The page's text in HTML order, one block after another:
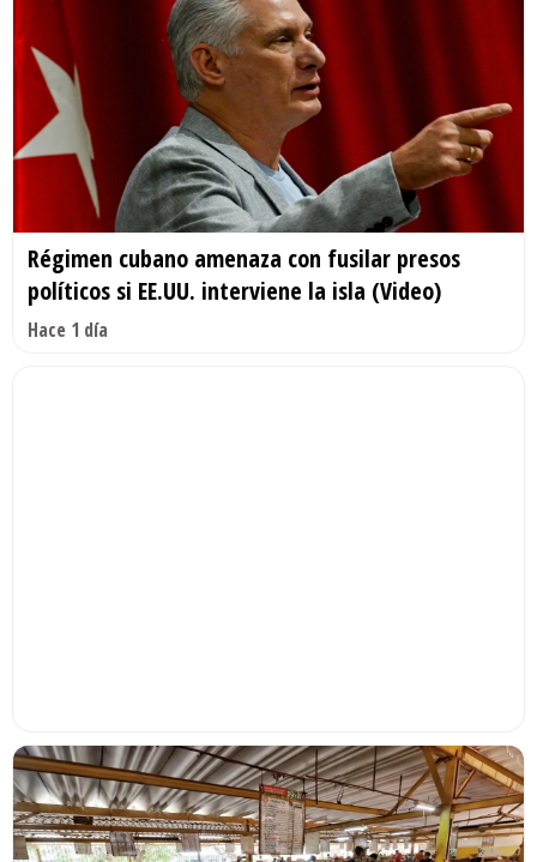
Régimen cubano amenaza con fusilar presos
políticos si EE.UU. interviene la isla (Video)
Hace 1 día